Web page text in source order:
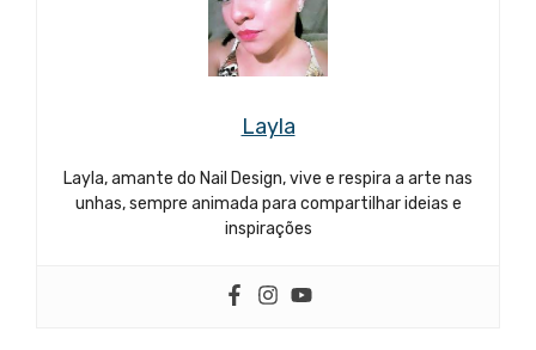
Layla
Layla, amante do Nail Design, vive e respira a arte nas
unhas, sempre animada para compartilhar ideias e
inspirações